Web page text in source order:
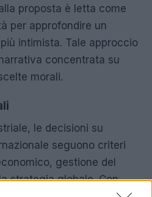
proposta è letta come
per approfondire un
intimista. Tale approccio
concentrata su
morali.
le decisioni su
seguono criteri
gestione del
strategia globale. Con